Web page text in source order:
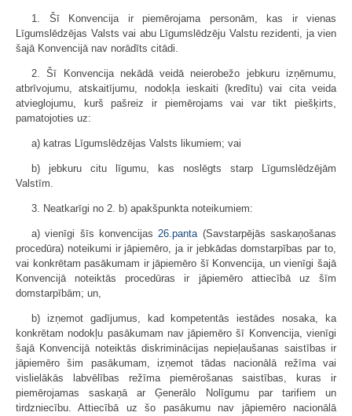
1. Šī Konvencija ir piemērojama personām, kas ir vienas
Līgumslēdzējas Valsts vai abu Līgumslēdzēju Valstu rezidenti, ja vien
šajā Konvencijā nav norādīts citādi.
2. Šī Konvencija nekādā veidā neierobežo jebkuru izņēmumu,
atbrīvojumu, atskaitījumu, nodokļa ieskaiti (kredītu) vai cita veida
atvieglojumu, kurš pašreiz ir piemērojams vai var tikt piešķirts,
pamatojoties uz:
a) katras Līgumslēdzējas Valsts likumiem; vai
b) jebkuru citu līgumu, kas noslēgts starp Līgumslēdzējām
Valstīm.
3. Neatkarīgi no 2. b) apakšpunkta noteikumiem:
a) vienīgi šīs konvencijas26.panta(Savstarpējās saskaņošanas
procedūra) noteikumi ir jāpiemēro, ja ir jebkādas domstarpības par to,
vai konkrētam pasākumam ir jāpiemēro šī Konvencija, un vienīgi šajā
Konvencijā noteiktās procedūras ir jāpiemēro attiecībā uz šīm
domstarpībām; un,
b) izņemot gadījumus, kad kompetentās iestādes nosaka, ka
konkrētam nodokļu pasākumam nav jāpiemēro šī Konvencija, vienīgi
šajā Konvencijā noteiktās diskriminācijas nepieļaušanas saistības ir
jāpiemēro šim pasākumam, izņemot tādas nacionālā režīma vai
vislielākās labvēlības režīma piemērošanas saistības, kuras ir
piemērojamas saskaņā ar Ģenerālo Nolīgumu par tarifiem un
tirdzniecību. Attiecībā uz šo pasākumu nav jāpiemēro nacionālā